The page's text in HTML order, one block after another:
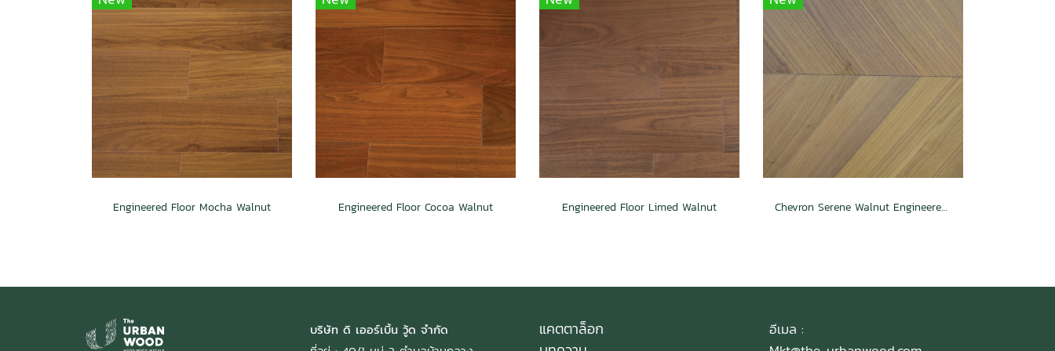
Engineered Floor Mocha Walnut Engineered Floor Cocoa Walnut Engineered Floor Limed Walnut Chevron Serene Walnut Engineered Floor
บริษัท ดิ เออร์เบิ้น วู้ด จำกัด
แคตตาล็อก
อีเมล :